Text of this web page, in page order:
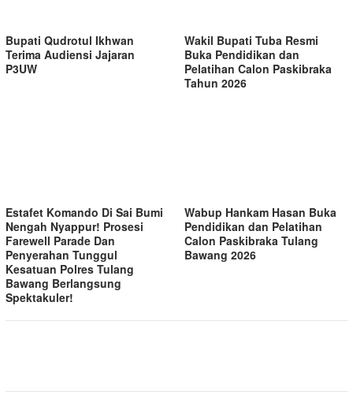
Bupati Qudrotul Ikhwan
Terima Audiensi Jajaran
P3UW
Wakil Bupati Tuba Resmi
Buka Pendidikan dan
Pelatihan Calon Paskibraka
Tahun 2026
Estafet Komando Di Sai Bumi
Nengah Nyappur! Prosesi
Farewell Parade Dan
Penyerahan Tunggul
Kesatuan Polres Tulang
Bawang Berlangsung
Spektakuler!
Wabup Hankam Hasan Buka
Pendidikan dan Pelatihan
Calon Paskibraka Tulang
Bawang 2026